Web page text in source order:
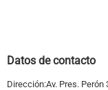
Datos de contacto
Dirección:Av. Pres. Perón